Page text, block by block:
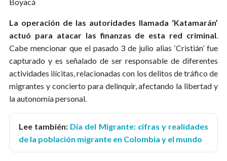
La operación de las autoridades llamada ‘Katamarán’
actuó para atacar las finanzas de esta red criminal.
Cabe mencionar que el pasado 3 de julio alias ‘Cristián’ fue
capturado y es señalado de ser responsable de diferentes
actividades ilícitas, relacionadas con los delitos de tráfico de
migrantes y concierto para delinquir, afectando la libertad y
la autonomía personal.
Lee también: Día del Migrante: cifras y realidades
de la población migrante en Colombia y el mundo